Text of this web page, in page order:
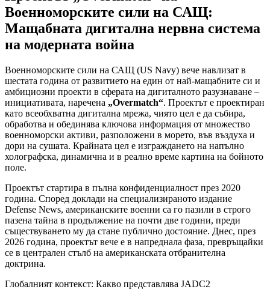
Военноморските сили на САЩ:
Мащабната дигитална нервна система
на модерната война
Военноморските сили на САЩ (US Navy) вече навлизат в
шестата година от развитието на един от най-мащабните си и
амбициозни проекти в сферата на дигиталното разузнаване –
инициативата, наречена „Overmatch“. Проектът е проектиран
като всеобхватна дигитална мрежа, чиято цел е да събира,
обработва и обединява ключова информация от множество
военноморски активи, разположени в морето, във въздуха и
дори на сушата. Крайната цел е изграждането на напълно
холографска, динамична и в реално време картина на бойното
поле.
Проектът стартира в пълна конфиденциалност през 2020
година. Според доклади на специализираното издание
Defense News, американските военни са го пазили в строго
пазена тайна в продължение на почти две години, преди
съществуването му да стане публично достояние. Днес, през
2026 година, проектът вече е в напреднала фаза, превръщайки
се в централен стълб на американската отбранителна
доктрина.
Глобалният контекст: Какво представлява JADC2